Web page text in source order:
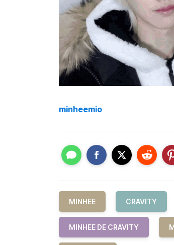
minheemio
MINHEE CRAVITY
MINHEE DE CRAVITY